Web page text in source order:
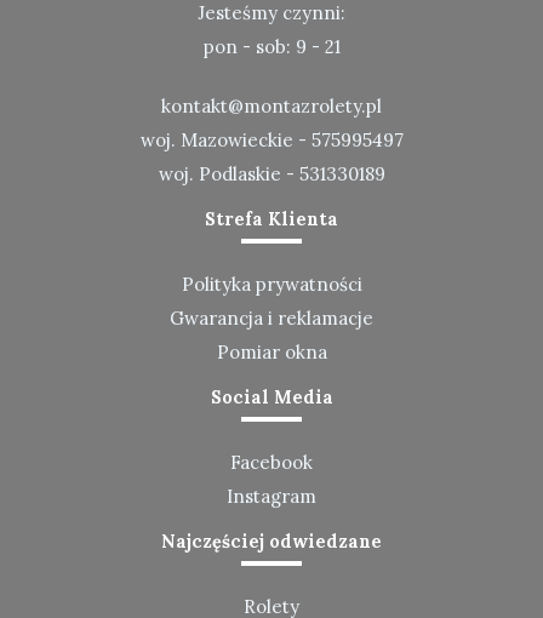
Jesteśmy czynni:
pon - sob: 9 - 21
kontakt@montazrolety.pl
woj. Mazowieckie - 575995497
woj. Podlaskie - 531330189
Strefa Klienta
Polityka prywatności
Gwarancja i reklamacje
Pomiar okna
Social Media
Facebook
Instagram
Najczęściej odwiedzane
Rolety